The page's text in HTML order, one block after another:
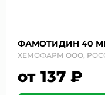
ФАМОТИДИН 40
ХЕМОФАРМ ООО,
от 137 ₽